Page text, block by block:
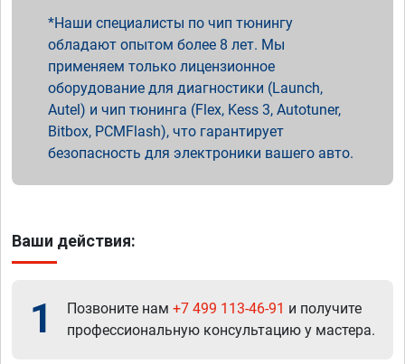
Наши специалисты по чип тюнингу
обладают опытом более 8 лет. Мы
применяем только лицензионное
оборудование для диагностики (Launch,
Autel) и чип тюнинга (Flex, Kess 3, Autotuner,
Bitbox, PCMFlash), что гарантирует
безопасность для электроники вашего авто.
Ваши действия:
1 Позвоните нам +7 499 113-46-91 и получите
профессиональную консультацию у мастера.